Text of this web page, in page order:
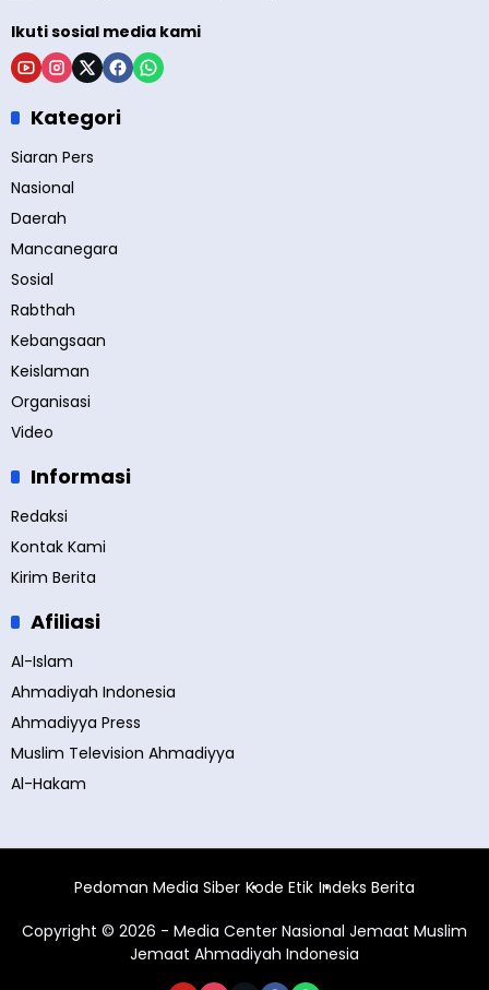
Ikuti sosial media kami
Kategori
Siaran Pers
Nasional
Daerah
Mancanegara
Sosial
Rabthah
Kebangsaan
Keislaman
Organisasi
Video
Informasi
Redaksi
Kontak Kami
Kirim Berita
Afiliasi
Al-Islam
Ahmadiyah Indonesia
Ahmadiyya Press
Muslim Television Ahmadiyya
Al-Hakam
Pedoman Media Siber Kode Etik Indeks Berita
Copyright © 2026 - Media Center Nasional Jemaat Muslim
Jemaat Ahmadiyah Indonesia